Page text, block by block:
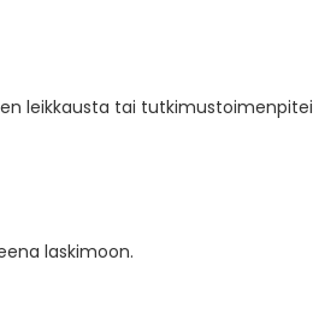
leikkausta tai
laskimoon.